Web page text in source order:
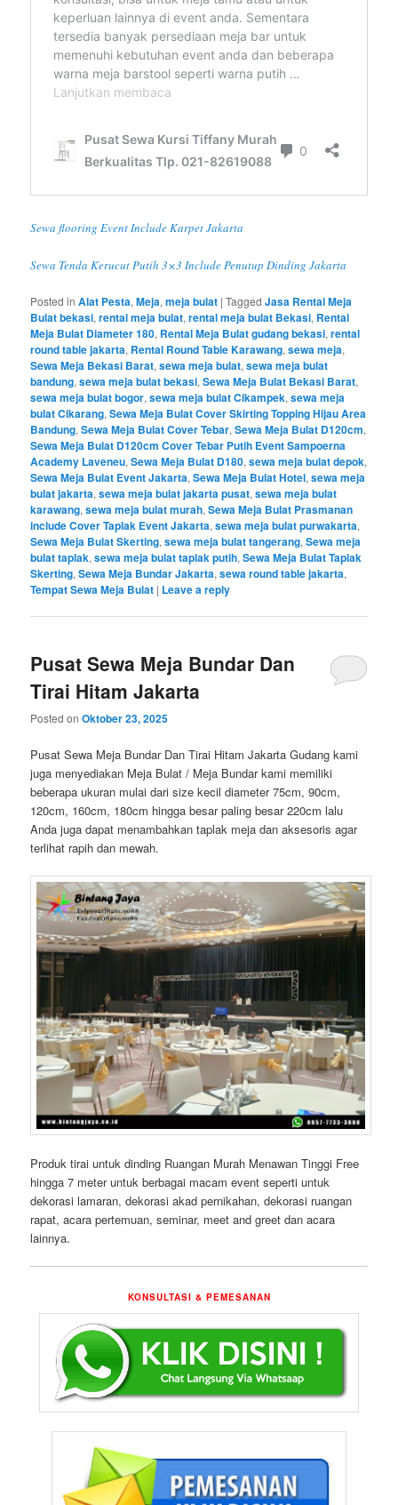
Sewa flooring Event Include Karpet Jakarta
Sewa Tenda Kerucut Putih 3×3 Include Penutup Dinding Jakarta
Posted in Alat Pesta,Meja,meja bulat |Tagged Jasa Rental Meja
Bulat bekasi,rental meja bulat,rental meja bulat Bekasi, Rental
Meja Bulat Diameter 180, Rental Meja Bulat gudang bekasi,rental
round table jakarta, Rental Round Table Karawang,sewa meja,
Sewa Meja Bekasi Barat,sewa meja bulat,sewa meja bulat
bandung,sewa meja bulat bekasi,Sewa Meja Bulat Bekasi Barat,
sewa meja bulat bogor,sewa meja bulat Cikampek,sewa meja
bulat Cikarang,Sewa Meja Bulat Cover Skirting Topping Hijau Area
Bandung,Sewa Meja Bulat Cover Tebar,Sewa Meja Bulat D120cm,
Sewa Meja Bulat D120cm Cover Tebar Putih Event Sampoerna
Academy Laveneu,Sewa Meja Bulat D180,sewa meja bulat depok,
Sewa Meja Bulat Event Jakarta,Sewa Meja Bulat Hotel,sewa meja
bulat jakarta,sewa meja bulat jakarta pusat,sewa meja bulat
karawang,sewa meja bulat murah,Sewa Meja Bulat Prasmanan
include Cover Taplak Event Jakarta,sewa meja bulat purwakarta,
Sewa Meja Bulat Skerting,sewa meja bulat tangerang,Sewa meja
bulat taplak,sewa meja bulat taplak putih,Sewa Meja Bulat Taplak
Skerting,Sewa Meja Bundar Jakarta,sewa round table jakarta,
Tempat Sewa Meja Bulat | Leave a reply
Pusat Sewa Meja Bundar Dan
Tirai Hitam Jakarta
Posted onOktober 23, 2025
Pusat Sewa Meja Bundar Dan Tirai Hitam Jakarta Gudang kami
juga menyediakan Meja Bulat / Meja Bundar kami memiliki
beberapa ukuran mulai dari size kecil diameter 75cm, 90cm,
120cm, 160cm, 180cm hingga besar paling besar 220cm lalu
Anda juga dapat menambahkan taplak meja dan aksesoris agar
terlihat rapih dan mewah.
Produk tirai untuk dinding Ruangan Murah Menawan Tinggi Free
hingga 7 meter untuk berbagai macam event seperti untuk
dekorasi lamaran, dekorasi akad pernikahan, dekorasi ruangan
rapat, acara pertemuan, seminar, meet and greet dan acara
lainnya.
KONSULTASI & PEMESANAN